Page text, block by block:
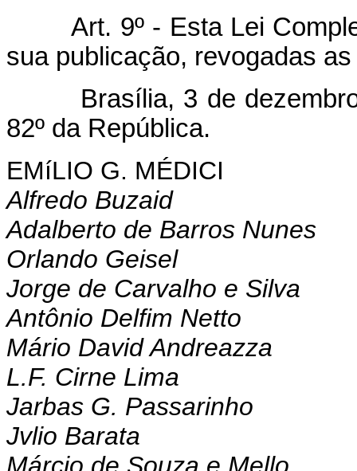
Art. 9º - Esta Lei
sua publicação, revogadas
Brasília, 3 de dezembro
82º da República.
EMíLIO G. MÉDICI
Alfredo Buzaid
Adalberto de Barros Nunes
Orlando Geisel
Jorge de Carvalho e Silva
Antônio Delfim Netto
Mário David Andreazza
L.F. Cirne Lima
Jarbas G. Passarinho
Jvlio Barata